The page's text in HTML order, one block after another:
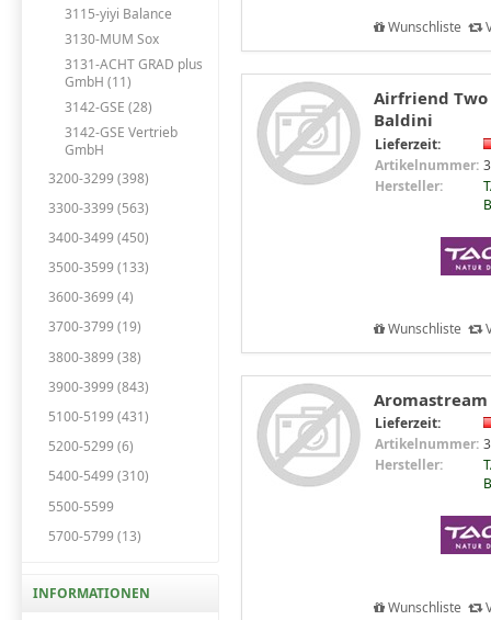
3115-yiyi Balance
3130-MUM Sox
3131-ACHT GRAD plus
GmbH (11)
3142-GSE (28)
3142-GSE Vertrieb
GmbH
3200-3299 (398)
3300-3399 (563)
3400-3499 (450)
3500-3599 (133)
3600-3699 (4)
3700-3799 (19)
3800-3899 (38)
3900-3999 (843)
5100-5199 (431)
5200-5299 (6)
5400-5499 (310)
5500-5599
5700-5799 (13)
INFORMATIONEN
Wunschliste
Airfriend
Baldini
Lieferzeit:
Artikelnummer:
Hersteller:
Wunschliste
Lieferzeit:
Artikelnummer:
Hersteller:
Wunschliste